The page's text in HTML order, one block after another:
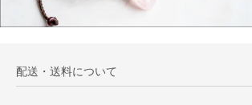
配送・送料について